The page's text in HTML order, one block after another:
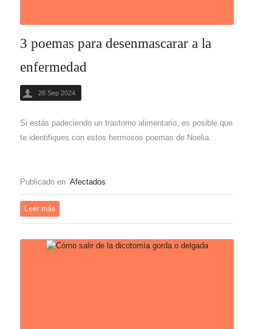
3 poemas para desenmascarar a la
enfermedad
26 Sep 2024
Si estás padeciendo un trastorno alimentario, es posible que
te identifiques con estos hermosos poemas de Noelia.
Publicado en Afectados
Leer más